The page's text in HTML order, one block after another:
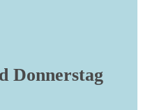
Donnerstag